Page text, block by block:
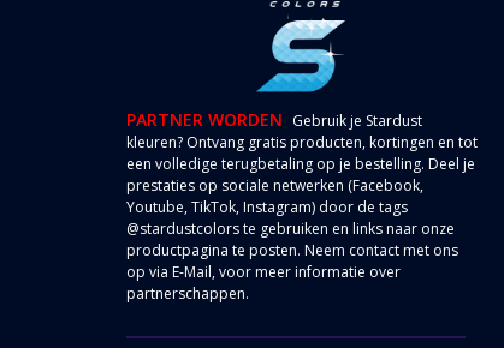
PARTNER WORDEN Gebruik je Stardust
kleuren? Ontvang gratis producten, kortingen en tot
een volledige terugbetaling op je bestelling. Deel je
prestaties op sociale netwerken (Facebook,
Youtube, TikTok, Instagram) door de tags
@stardustcolors te gebruiken en links naar onze
productpagina te posten. Neem contact met ons
op via E-Mail, voor meer informatie over
partnerschappen.